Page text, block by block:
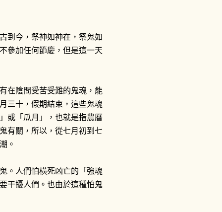
到今，祭神如神在，祭鬼如
參加任何節慶，但是這一天
在陰間受苦受難的鬼魂，能
三十，假期結束，這些鬼魂
或「瓜月」，也就是指農曆
有關，所以，從七月初到七
。
。人們怕橫死凶亡的「強魂
干擾人們。也由於這種怕鬼